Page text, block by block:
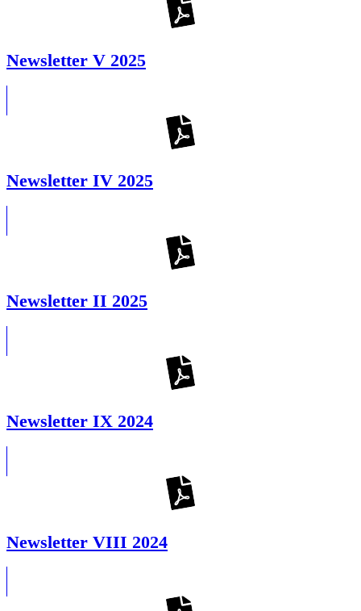
Newsletter V 2025
Newsletter IV 2025
Newsletter II 2025
Newsletter IX 2024
Newsletter VIII 2024